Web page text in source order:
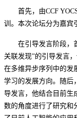
首先，由CCF
训。本次论坛分为嘉宾
在引导发言阶段，
关联发现”的引导发言
在多维异步序列中的发
学习的发展方向。随后
导发言，他结合目前生
数的角度进行了研究和